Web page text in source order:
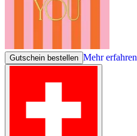
Gutschein bestellen Mehr erfahren